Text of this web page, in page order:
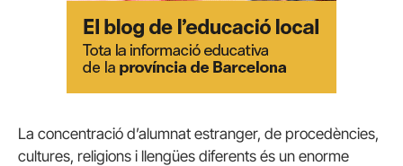
La concentració d’alumnat estranger, de procedències,
cultures, religions i llengües diferents és un enorme